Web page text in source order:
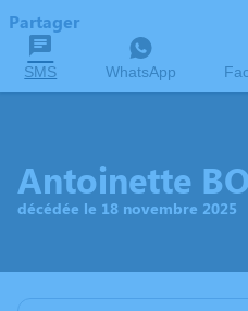
Partager
SMS WhatsApp
Antoinette
décédée le 18 novembre 2025